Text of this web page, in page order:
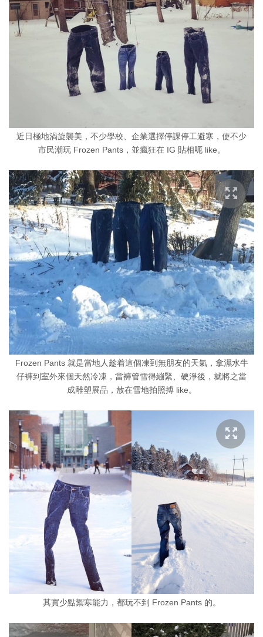
近日極地渦旋襲美，不少學校、企業選擇停課停工避寒，使不少
市民潮玩 Frozen Pants，並瘋狂在 IG 貼相呃 like。
Frozen Pants 就是當地人趁着這個凍到無朋友的天氣，拿濕水牛
仔褲到室外來個天然冷凍，當褲管雪得繃緊、硬淨後，就將之當
成雕塑展品，放在雪地拍照搏 like。
其實少點禦寒能力，都玩不到 Frozen Pants 的。